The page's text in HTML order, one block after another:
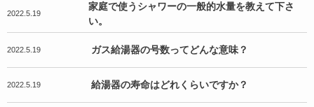
2022.5.19
家庭で使うシャワーの一般的水量を教えて下さ
い。
2022.5.19 ガス給湯器の号数ってどんな意味？
2022.5.19 給湯器の寿命はどれくらいですか？